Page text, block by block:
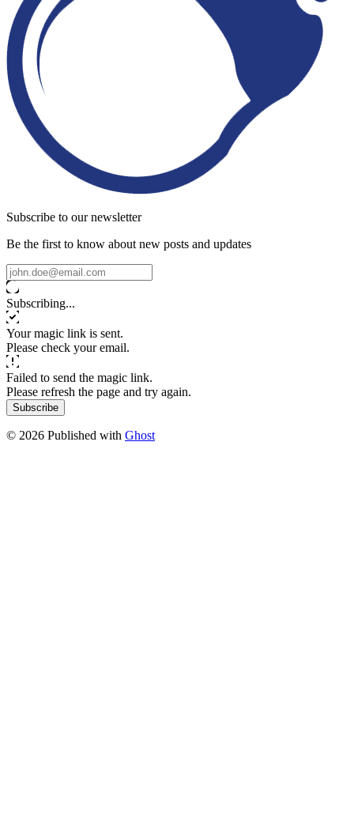
Subscribe to our newsletter
Be the first to know about new posts and updates
Subscribing...
Your magic link is sent.
Please check your email.
Failed to send the magic link.
Please refresh the page and try again.
Subscribe
© 2026 Published with Ghost